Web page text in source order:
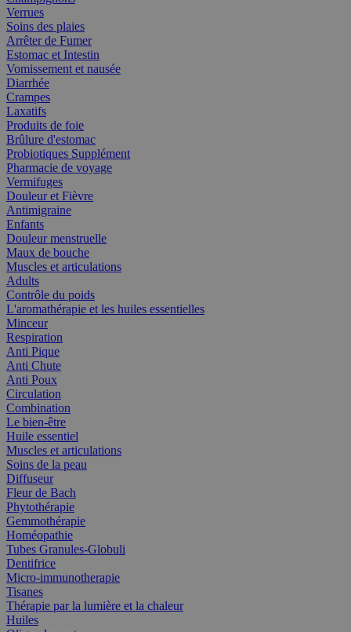
Verrues
Soins des plaies
Arrêter de Fumer
Estomac et Intestin
Vomissement et nausée
Diarrhée
Crampes
Laxatifs
Produits de foie
Brûlure d'estomac
Probiotiques Supplément
Pharmacie de voyage
Vermifuges
Douleur et Fièvre
Antimigraine
Enfants
Douleur menstruelle
Maux de bouche
Muscles et articulations
Adults
Contrôle du poids
L'aromathérapie et les huiles essentielles
Minceur
Respiration
Anti Pique
Anti Chute
Anti Poux
Circulation
Combination
Le bien-être
Huile essentiel
Muscles et articulations
Soins de la peau
Diffuseur
Fleur de Bach
Phytothérapie
Gemmothérapie
Homéopathie
Tubes Granules-Globuli
Dentifrice
Micro-immunotherapie
Tisanes
Thérapie par la lumière et la chaleur
Huiles